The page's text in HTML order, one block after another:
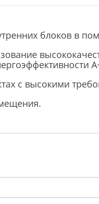
блоков в
с высокими